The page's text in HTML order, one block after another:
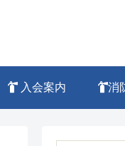
入会案内 消